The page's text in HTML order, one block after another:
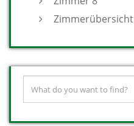
Zimmerübersicht